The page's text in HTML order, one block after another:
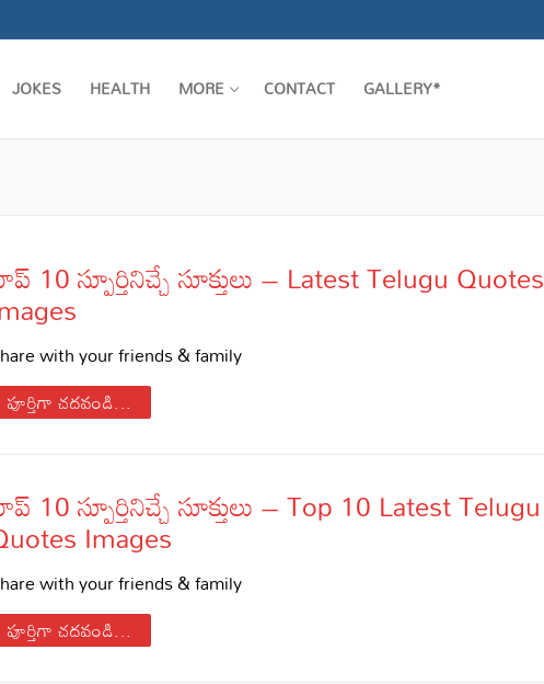
JOKES HEALTH MORE CONTACT GALLERY*
10 స్పూర్తినిచ్చే సూక్తులు – Latest Telugu Quotes
with your friends & family
పూర్తిగా చదవండి...
10 స్పూర్తినిచ్చే సూక్తులు – Top 10 Latest Telugu
Images
with your friends & family
పూర్తిగా చదవండి...